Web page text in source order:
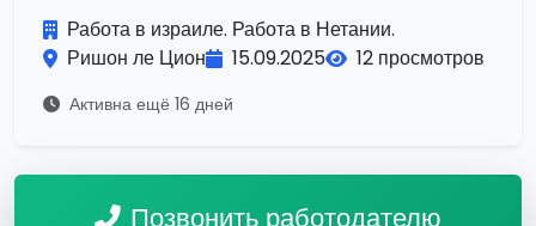
Работа в израиле. Работа в Нетании.
Ришон ле Цион
15.09.2025 12 просмотров
Активна ещё 16 дней
Позвонить работодателю